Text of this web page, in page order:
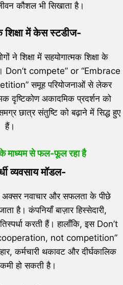
कौशल भी सिखाता है।
शिक्षा में केस स्टडीज-
ने शिक्षा में सहयोगात्मक शिक्षा के
Don’t compete” or “Embrace
समूह परियोजनाओं से लेकर
दृष्टिकोण अकादमिक प्रदर्शन को
छात्र संतुष्टि को बढ़ाने में सिद्ध हुए
हैं।
माध्यम से फल-फूल रहा है
व्यवसाय मॉडल-
अक्सर नवाचार और सफलता के पीछे
है। कंपनियाँ बाज़ार हिस्सेदारी,
करती हैं। हालाँकि, इस Don’t
not competition”
कर्मचारी थकावट और दीर्घकालिक
हो सकती है।